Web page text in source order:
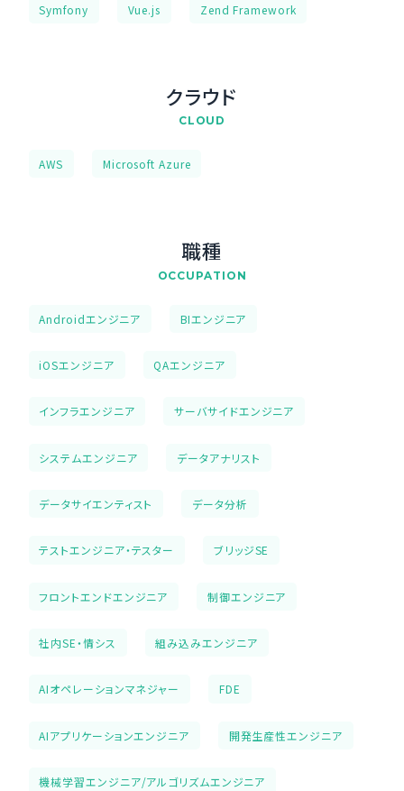
Symfony Vue.js Zend Framework
クラウド
CLOUD
AWS Microsoft Azure
職種
OCCUPATION
Androidエンジニア BIエンジニア
iOSエンジニア QAエンジニア
インフラエンジニア サーバサイドエンジニア
システムエンジニア データアナリスト
データサイエンティスト データ分析
テストエンジニア・テスター ブリッジSE
フロントエンドエンジニア 制御エンジニア
社内SE・情シス 組み込みエンジニア
AIオペレーションマネジャー FDE
AIアプリケーションエンジニア 開発生産性エンジニア
機械学習エンジニア/アルゴリズムエンジニア